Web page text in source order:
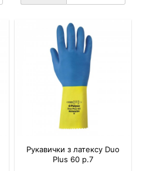
Рукавички з латексу Duo
Plus 60 р.7